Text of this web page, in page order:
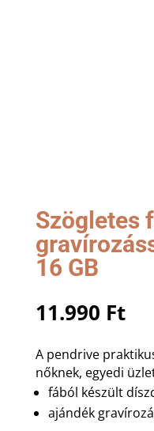
Szögletes
16 GB
11.990 Ft
A pendrive
nőknek, egyedi
fából készült
ajándék